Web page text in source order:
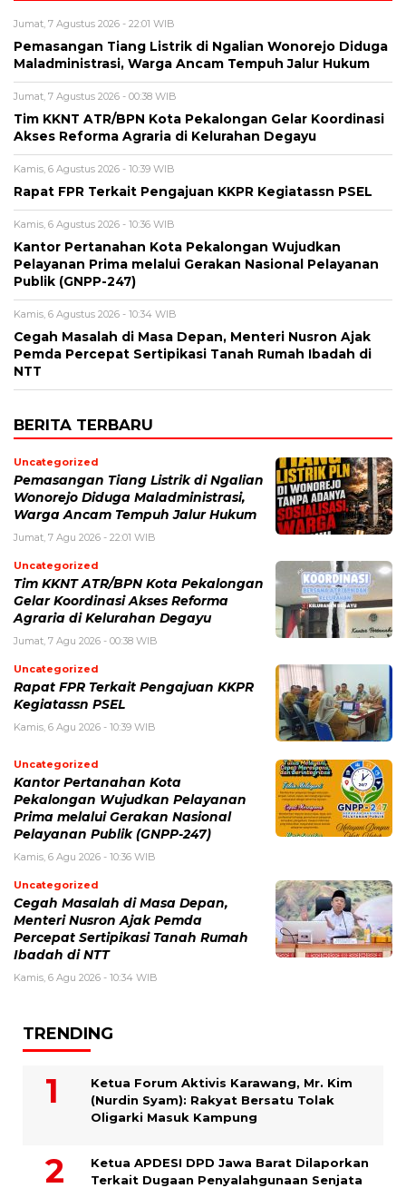
Jumat, 7 Agustus 2026 - 22:01 WIB
Pemasangan Tiang Listrik di Ngalian Wonorejo Diduga
Maladministrasi, Warga Ancam Tempuh Jalur Hukum
Jumat, 7 Agustus 2026 - 00:38 WIB
Tim KKNT ATR/BPN Kota Pekalongan Gelar Koordinasi
Akses Reforma Agraria di Kelurahan Degayu
Kamis, 6 Agustus 2026 - 10:39 WIB
Rapat FPR Terkait Pengajuan KKPR Kegiatassn PSEL
Kamis, 6 Agustus 2026 - 10:36 WIB
Kantor Pertanahan Kota Pekalongan Wujudkan
Pelayanan Prima melalui Gerakan Nasional Pelayanan
Publik (GNPP-247)
Kamis, 6 Agustus 2026 - 10:34 WIB
Cegah Masalah di Masa Depan, Menteri Nusron Ajak
Pemda Percepat Sertipikasi Tanah Rumah Ibadah di
NTT
BERITA TERBARU
Uncategorized
Pemasangan Tiang Listrik di Ngalian
Wonorejo Diduga Maladministrasi,
Warga Ancam Tempuh Jalur Hukum
Jumat, 7 Agu 2026 - 22:01 WIB
Uncategorized
Tim KKNT ATR/BPN Kota Pekalongan
Gelar Koordinasi Akses Reforma
Agraria di Kelurahan Degayu
Jumat, 7 Agu 2026 - 00:38 WIB
Uncategorized
Rapat FPR Terkait Pengajuan KKPR
Kegiatassn PSEL
Kamis, 6 Agu 2026 - 10:39 WIB
Uncategorized
Kantor Pertanahan Kota
Pekalongan Wujudkan Pelayanan
Prima melalui Gerakan Nasional
Pelayanan Publik (GNPP-247)
Kamis, 6 Agu 2026 - 10:36 WIB
Uncategorized
Cegah Masalah di Masa Depan,
Menteri Nusron Ajak Pemda
Percepat Sertipikasi Tanah Rumah
Ibadah di NTT
Kamis, 6 Agu 2026 - 10:34 WIB
TRENDING
Ketua Forum Aktivis Karawang, Mr. Kim
(Nurdin Syam): Rakyat Bersatu Tolak
Oligarki Masuk Kampung
Ketua APDESI DPD Jawa Barat Dilaporkan
Terkait Dugaan Penyalahgunaan Senjata